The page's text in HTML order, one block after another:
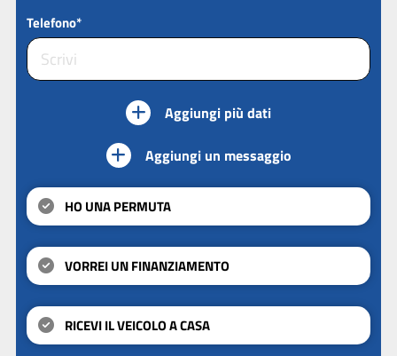
Telefono*
Aggiungi più dati
Aggiungi un messaggio
HO UNA PERMUTA
VORREI UN FINANZIAMENTO
RICEVI IL VEICOLO A CASA